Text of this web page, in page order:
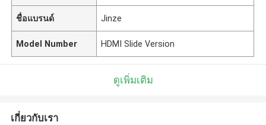
ชื่อแบรนด์ Jinze
Model Number HDMI Slide Version
ดูเพิ่มเติม
เกี่ยวกับเรา